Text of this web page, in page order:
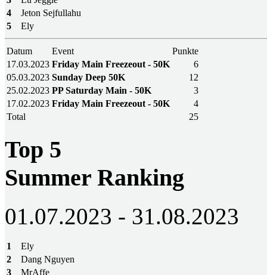
4
Jeton Sejfullahu
5
Ely
Datum Event
Punkte
17.03.2023 Friday Main Freezeout - 50K
6
05.03.2023 Sunday Deep 50K
12
25.02.2023 PP Saturday Main - 50K
3
17.02.2023 Friday Main Freezeout - 50K
4
Total
25
Top 5
Summer Ranking
01.07.2023 - 31.08.2023
1
Ely
2
Dang Nguyen
3
MrAffe